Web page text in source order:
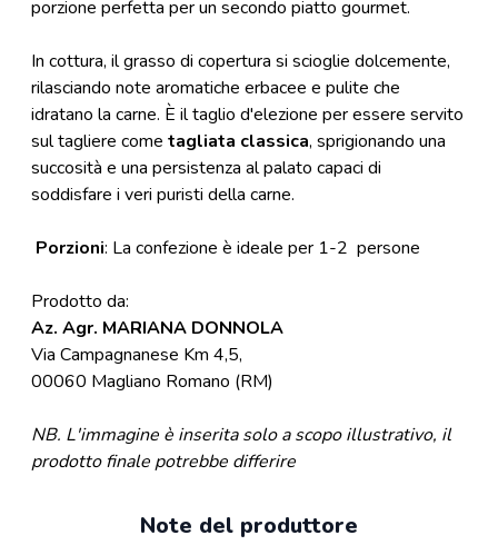
porzione perfetta per un secondo piatto gourmet.
In cottura, il grasso di copertura si scioglie dolcemente,
rilasciando note aromatiche erbacee e pulite che
idratano la carne. È il taglio d'elezione per essere servito
sul tagliere cometagliata classica, sprigionando una
succosità e una persistenza al palato capaci di
soddisfare i veri puristi della carne.
Porzioni: La confezione è ideale per 1-2 persone
Prodotto da:
Az. Agr. MARIANA DONNOLA
Via Campagnanese Km 4,5,
00060 Magliano Romano (RM)
NB. L'immagine è inserita solo a scopo illustrativo, il
prodotto finale potrebbe differire
Note del produttore